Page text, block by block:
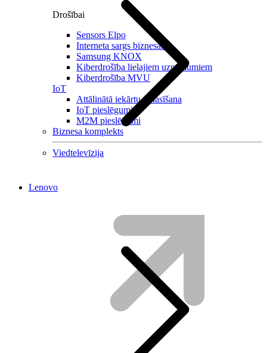
Drošībai
Sensors Elpo
Interneta sargs biznesam
Samsung KNOX
Kiberdrošība lielajiem uzņēmumiem
Kiberdrošība MVU
IoT
Attālinātā iekārtu nolasīšana
IoT pieslēgumi
M2M pieslēgumi
Biznesa komplekts
Viedtelevīzija
Lenovo